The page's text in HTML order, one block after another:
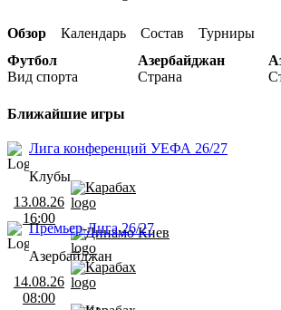
Обзор Календарь Состав
Турниры
Футбол
Вид спорта
Азербайджан
Страна
Ближайшие игры
Лига конференций УЕФА 26/27
Клубы
13.08.26
16:00
Карабах
Динамо Киев
Премьер-Лига 26/27
Азербайджан
14.08.26
08:00
Карабах